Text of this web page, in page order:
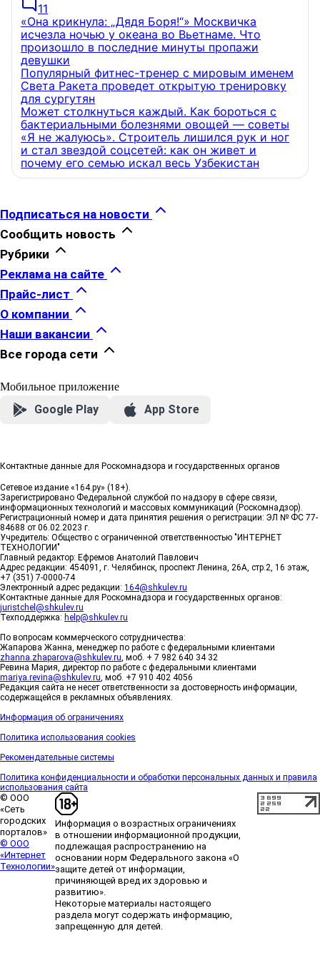
11
«Она крикнула: „Дядя Боря!“» Москвичка
исчезла ночью у океана во Вьетнаме. Что
произошло в последние минуты пропажи
девушки
Популярный фитнес-тренер с мировым именем
Света Ракета проведет открытую тренировку
для сургутян
Может столкнуться каждый. Как бороться с
бактериальными болезнями овощей — советы
«Я не жалуюсь». Строитель лишился рук и ног
и стал звездой соцсетей: как он живет и
почему его семью искал весь Узбекистан
Подписаться на новости
Сообщить новость
Рубрики
Реклама на сайте
Прайс-лист
О компании
Наши вакансии
Все города сети
Мобильное приложение
Google Play App Store
Контактные данные для Роскомнадзора и государственных органов
Сетевое издание «164.ру» (18+).
Зарегистрировано Федеральной службой по надзору в сфере связи,
информационных технологий и массовых коммуникаций (Роскомнадзор).
Регистрационный номер и дата принятия решения о регистрации: ЭЛ № ФС 77-
84688 от 06.02.2023 г.
Учредитель: Общество с ограниченной ответственностью "ИНТЕРНЕТ
ТЕХНОЛОГИИ"
Главный редактор: Ефремов Анатолий Павлович
Адрес редакции: 454091, г. Челябинск, проспект Ленина, 26А, стр.2, 16 этаж,
+7 (351) 7-0000-74
Электронный адрес редакции: 164@shkulev.ru
Контактные данные для Роскомнадзора и государственных органов:
juristchel@shkulev.ru
Техподдержка: help@shkulev.ru
По вопросам коммерческого сотрудничества:
Жапарова Жанна, менеджер по работе с федеральными клиентами
zhanna.zhaparova@shkulev.ru, моб. + 7 982 640 34 32
Ревина Мария, директор по работе с федеральными клиентами
mariya.revina@shkulev.ru, моб. +7 910 402 4056
Редакция сайта не несет ответственности за достоверность информации,
содержащейся в рекламных объявлениях.
Информация об ограничениях
Политика использования cookies
Рекомендательные системы
Политика конфиденциальности и обработки персональных данных и правила
использования сайта
© ООО
«Сеть
городских
порталов»
© ООО
«Интернет
Технологии»
Информация о возрастных ограничениях
в отношении информационной продукции,
подлежащая распространению на
основании норм Федерального закона «О
защите детей от информации,
причиняющей вред их здоровью и
развитию».
Некоторые материалы настоящего
раздела могут содержать информацию,
запрещенную для детей.